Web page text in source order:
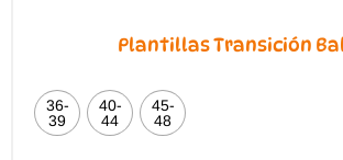
Plantillas Transición
36-
39
40-
44
45-
48